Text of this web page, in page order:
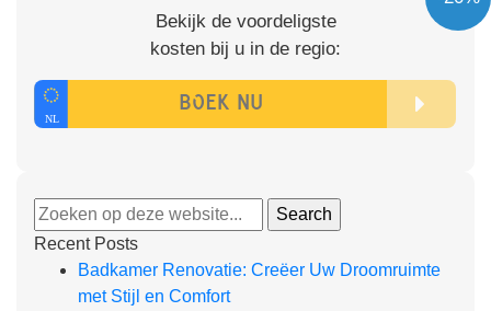
Bekijk de voordeligste
kosten bij u in de regio:
Recent Posts
Badkamer Renovatie: Creëer Uw Droomruimte
met Stijl en Comfort